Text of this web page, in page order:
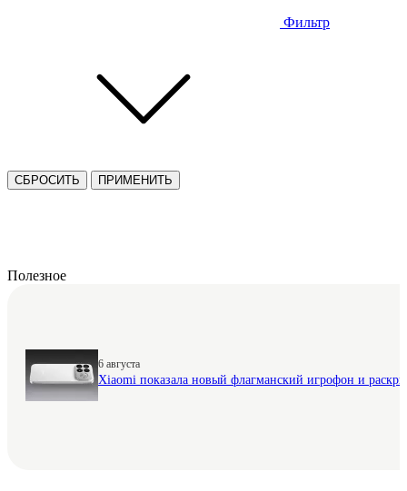
Фильтр
СБРОСИТЬ ПРИМЕНИТЬ
Полезное
6 августа
Xiaomi показала новый флагманский игрофон и